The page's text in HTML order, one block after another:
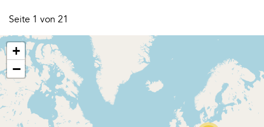
Seite 1 von 21
+
−